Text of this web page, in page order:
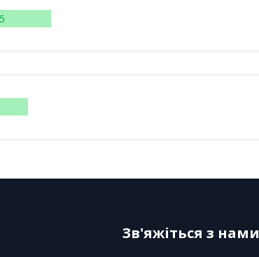
Зв'яжіться з нами